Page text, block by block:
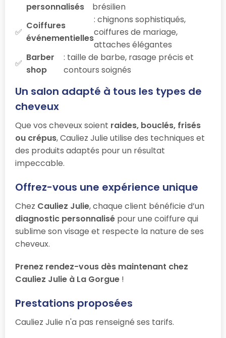
personnalisés
brésilien
Coiffures
événementielles
: chignons sophistiqués,
coiffures de mariage,
attaches élégantes
Barber
shop
: taille de barbe, rasage précis et
contours soignés
Un salon adapté à tous les types de
cheveux
Que vos cheveux soient raides, bouclés, frisés
ou crépus, Cauliez Julie utilise des techniques et
des produits adaptés pour un résultat
impeccable.
Offrez-vous une expérience unique
Chez Cauliez Julie, chaque client bénéficie d’un
diagnostic personnalisé pour une coiffure qui
sublime son visage et respecte la nature de ses
cheveux.
Prenez rendez-vous dès maintenant chez
Cauliez Julie à La Gorgue !
Prestations proposées
Cauliez Julie n'a pas renseigné ses tarifs.